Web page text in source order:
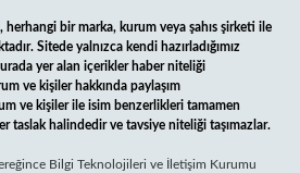
herhangi bir marka, kurum veya şahıs şirketi ile
Sitede yalnızca kendi hazırladığımız
yer alan içerikler haber niteliği
ve kişiler hakkında paylaşım
ve kişiler ile isim benzerlikleri tamamen
taslak halindedir ve tavsiye niteliği taşımazlar.
Bilgi Teknolojileri ve İletişim Kurumu